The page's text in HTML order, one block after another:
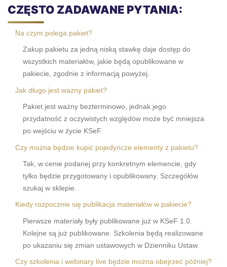
CZĘSTO ZADAWANE PYTANIA:
Na czym polega pakiet?
Zakup pakietu za jedną niską stawkę daje dostęp do
wszystkich materiałów, jakie będą opublikowane w
pakiecie, zgodnie z informacją powyżej.
Jak długo jest ważny pakiet?
Pakiet jest ważny bezterminowo, jednak jego
przydatność z oczywistych względów może być mniejsza
po wejściu w życie KSeF.
Czy można będzie kupić pojedyncze elementy z pakietu?
Tak, w cenie podanej przy konkretnym elemencie, gdy
tylko będzie przygotowany i opublikowany. Szczegółów
szukaj w sklepie.
Kiedy rozpocznie się publikacja materiałów w pakiecie?
Pierwsze materiały były publikowane już w KSeF 1.0.
Kolejne są już publikowane. Szkolenia będą realizowane
po ukazaniu się zmian ustawowych w Dzienniku Ustaw.
Czy szkolenia i webinary live będzie można obejrzeć później?